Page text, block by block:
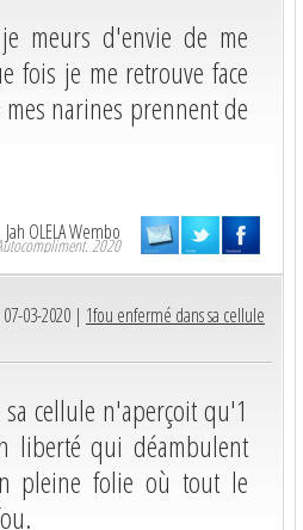
meurs d'envie de me
fois je me retrouve face
narines prennent de
Jah OLELA Wembo
2020
03-2020 | 1fou enfermé dans sa cellule
cellule n'aperçoit qu'1
liberté qui déambulent
pleine folie où tout le